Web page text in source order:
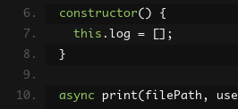
constructor()
{
this . log =
[];
}
async print( filePath ,